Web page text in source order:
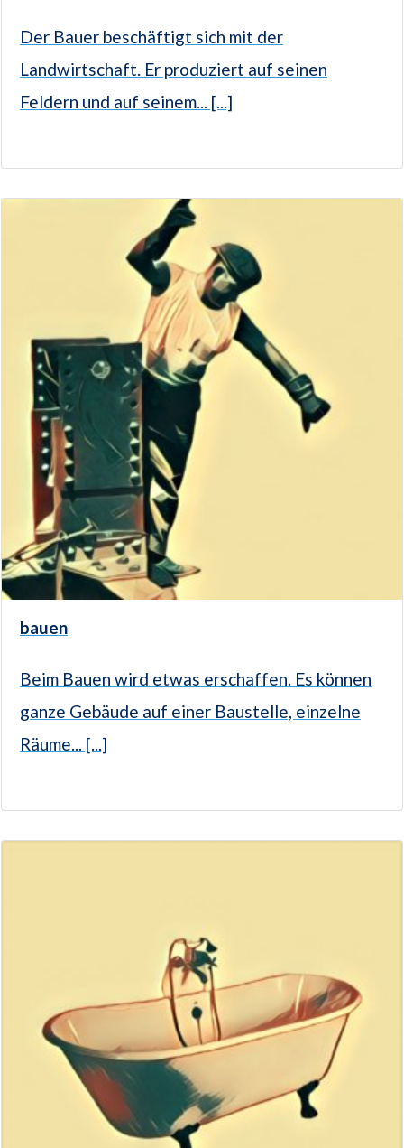
Der Bauer beschäftigt sich mit der
Landwirtschaft. Er produziert auf seinen
Feldern und auf seinem... [...]
bauen
Beim Bauen wird etwas erschaffen. Es können
ganze Gebäude auf einer Baustelle, einzelne
Räume... [...]